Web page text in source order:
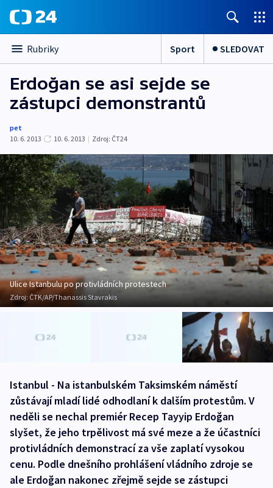
Rubriky Sport SLEDOVAT
Erdoğan se asi sejde se
zástupci demonstrantů
pet
10. 6. 2013
10. 6. 2013 | Zdroj: ČT24
Ulice Istanbulu po protivládních protestech
Zdroj: ČTK/AP/Thanassis Stavrakis
Istanbul - Na istanbulském Taksimském náměstí
zůstávají mladí lidé odhodlaní k dalším protestům. V
neděli se nechal premiér Recep Tayyip Erdoğan
slyšet, že jeho trpělivost má své meze a že účastníci
protivládních demonstrací za vše zaplatí vysokou
cenu. Podle dnešního prohlášení vládního zdroje se
ale Erdoğan nakonec zřejmě sejde se zástupci